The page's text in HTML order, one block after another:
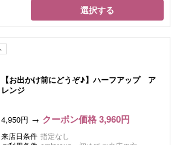
選択する
【お出かけ前にどうぞ♪】ハーフアップ ア
レンジ
4,950円 クーポン価格 3,960円
来店日条件 指定なし